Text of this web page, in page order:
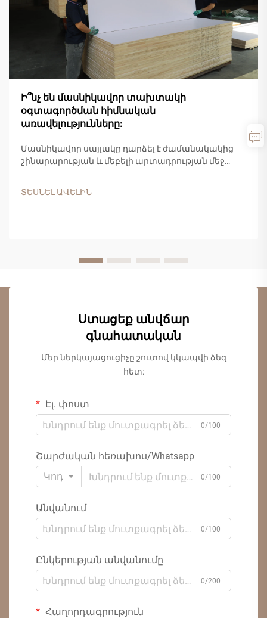
Ի՞նչ են մասնիկավոր տախտակի
օգտագործման հիմնական
առավելությունները:
Մասնիկավոր սայլակը դարձել է ժամանակակից
շինարարության և մեբելի արտադրության մեջ
մեկը: Այս բաղադրյալ նյութը, որը պատրաստված է
ՏԵՍՆԵԼ ԱՎԵԼԻՆ
Ստացեք անվճար
գնահատական
Մեր ներկայացուցիչը շուտով կկապվի ձեզ
հետ:
Էլ. փոստ
0/100
Շարժական հեռախոս/Whatsapp
Կոդ
0/100
Անվանում
0/100
Ընկերության անվանումը
0/200
Հաղորդագրություն